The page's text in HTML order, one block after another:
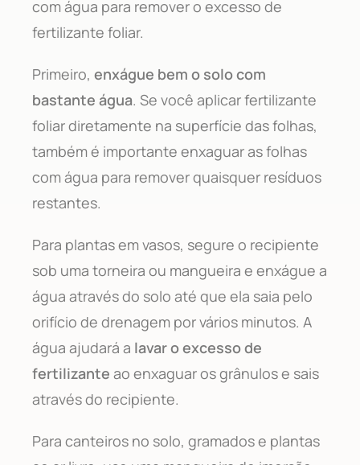
com água para remover o excesso de
fertilizante foliar.
Primeiro, enxágue bem o solo com
bastante água. Se você aplicar fertilizante
foliar diretamente na superfície das folhas,
também é importante enxaguar as folhas
com água para remover quaisquer resíduos
restantes.
Para plantas em vasos, segure o recipiente
sob uma torneira ou mangueira e enxágue a
água através do solo até que ela saia pelo
orifício de drenagem por vários minutos. A
água ajudará a lavar o excesso de
fertilizante ao enxaguar os grânulos e sais
através do recipiente.
Para canteiros no solo, gramados e plantas